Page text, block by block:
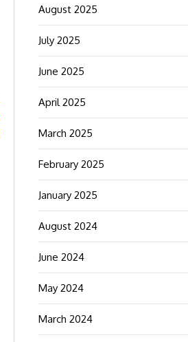
August 2025
July 2025
June 2025
April 2025
March 2025
February 2025
January 2025
August 2024
June 2024
May 2024
March 2024